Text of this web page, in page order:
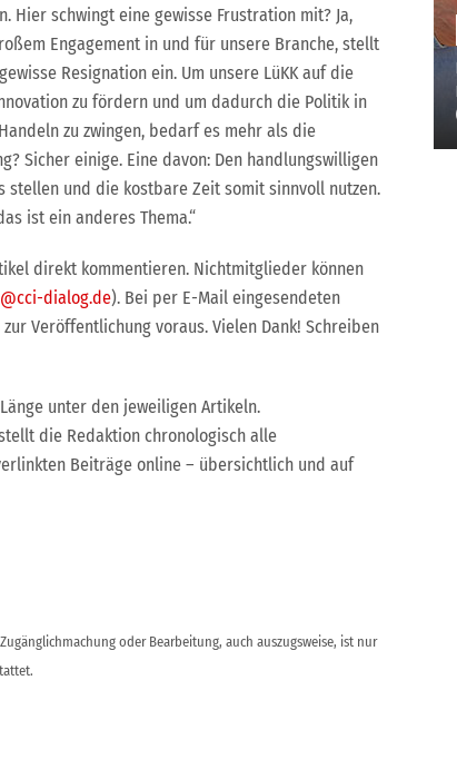
Hier schwingt eine gewisse Frustration mit? Ja,
Engagement in und für unsere Branche, stellt
Resignation ein. Um unsere LüKK auf die
zu fördern und um dadurch die Politik in
zu zwingen, bedarf es mehr als die
Sicher einige. Eine davon: Den handlungswilligen
stellen und die kostbare Zeit somit sinnvoll nutzen.
ist ein anderes Thema.“
direkt kommentieren. Nichtmitglieder können
dialog.de). Bei per E-Mail eingesendeten
Veröffentlichung voraus. Vielen Dank! Schreiben
unter den jeweiligen Artikeln.
die Redaktion chronologisch alle
Beiträge online – übersichtlich und auf
oder Bearbeitung, auch auszugsweise, ist nur